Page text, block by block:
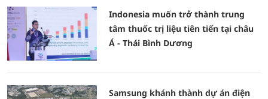
Indonesia muốn trở thành trung
tâm thuốc trị liệu tiên tiến tại châu
Á - Thái Bình Dương
Samsung khánh thành dự án điện